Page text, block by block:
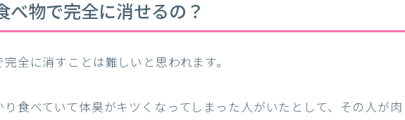
べ物で完全に消せるの？
全に消すことは難しいと思われます。
食べていて体臭がキツくなってしまった人がいたとして、その人が肉